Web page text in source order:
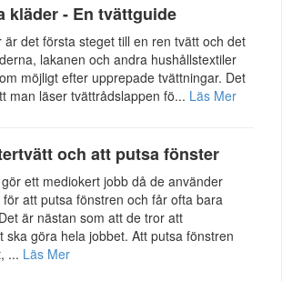
kläder - En tvättguide
är det första steget till en ren tvätt och det
lakanen och andra hushållstextiler
möjligt efter upprepade tvättningar. Det
man läser tvättrådslappen fö... Läs Mer
och att putsa fönster
ett mediokert jobb då de använder
att putsa fönstren och får ofta bara
är nästan som att de tror att
ska göra hela jobbet. Att putsa fönstren
... Läs Mer